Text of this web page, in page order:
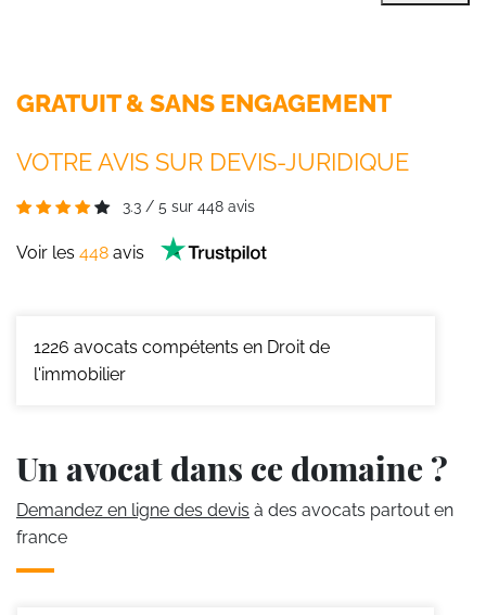
GRATUIT & SANS ENGAGEMENT
VOTRE AVIS SUR DEVIS-JURIDIQUE
3.3 / 5 sur 448 avis
Voir les 448 avis
1226 avocats compétents en Droit de
l'immobilier
Un avocat dans ce domaine ?
Demandez en ligne des devis à des avocats partout en
france